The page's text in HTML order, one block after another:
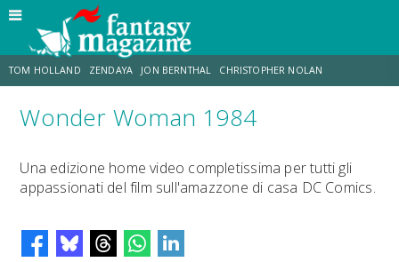
TOM HOLLAND ZENDAYA JON BERNTHAL CHRISTOPHER NOLAN
STRANIMONDI LUCCA COMICS & GAMES ODISSEA
DESTIN DANIEL CRETTON ERIK SOMMERS
Wonder Woman 1984
Una edizione home video completissima per tutti gli
appassionati del film sull'amazzone di casa DC Comics.